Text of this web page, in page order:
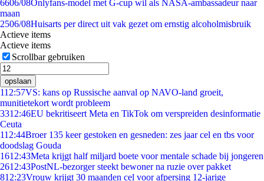
6606/08Onlyfans-model met G-cup wil als NASA-ambassadeur naar
maan
2506/08Huisarts per direct uit vak gezet om ernstig alcoholmisbruik
Actieve items
Actieve items
Scrollbar gebruiken
opslaan
112:57VS: kans op Russische aanval op NAVO-land groeit,
munitietekort wordt probleem
3312:46EU bekritiseert Meta en TikTok om verspreiden desinformatie
Ceuta
112:44Broer 135 keer gestoken en gesneden: zes jaar cel en tbs voor
doodslag Gouda
1612:43Meta krijgt half miljard boete voor mentale schade bij jongeren
2612:43PostNL-bezorger steekt bewoner na ruzie over pakket
812:23Vrouw krijgt 30 maanden cel voor afpersing 12-jarige